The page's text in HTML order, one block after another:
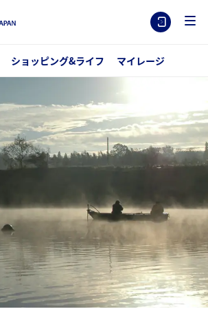
ショッピング&ライフ マイレージ